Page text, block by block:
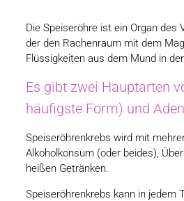
Die Speiseröhre ist ein Organ
der den Rachenraum mit dem
Flüssigkeiten aus dem Mund in
Es gibt zwei Hauptarten
häufigste Form) und
Speiseröhrenkrebs wird mit
Alkoholkonsum (oder beides),
heißen Getränken.
Speiseröhrenkrebs kann in jedem